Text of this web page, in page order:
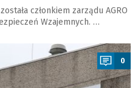
członkiem zarządu AGRO
Wzajemnych. …
0